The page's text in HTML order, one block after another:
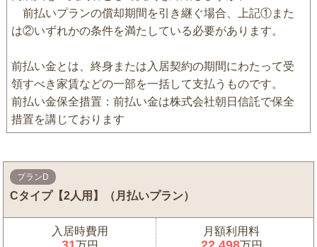
前払いプランの償却期間を引き継ぐ場合、上記①また
は②いずれかの条件を満たしている必要があります。
前払い金とは、終身または入居契約の期間にわたって受
領すべき家賃などの一部を一括して支払うものです。
前払い金保全措置：前払い金は株式会社朝日信託で保全
措置を講じております
プランD
Cタイプ【2人用】（月払いプラン）
入居時費用 月額利用料